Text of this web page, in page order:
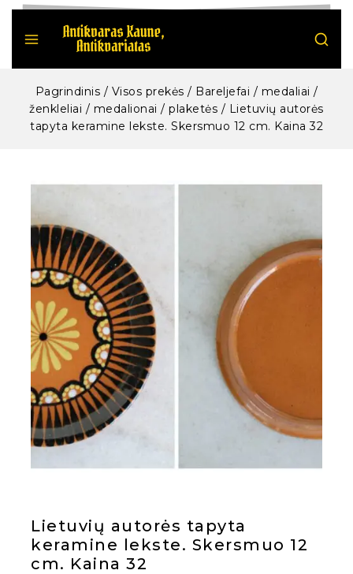
Pagrindinis / Visos prekės / Bareljefai / medaliai /
ženkleliai / medalionai / plaketės / Lietuvių autorės
tapyta keramine lekste. Skersmuo 12 cm. Kaina 32
Lietuvių autorės tapyta
keramine lekste. Skersmuo 12
cm. Kaina 32